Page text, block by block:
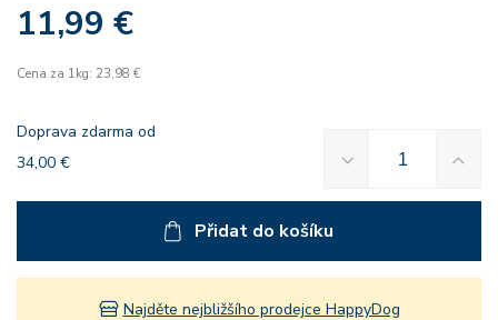
11,99 €
Cena za 1kg: 23,98 €
Doprava zdarma od
34,00 €
Přidat do košíku
Najděte nejbližšího prodejce HappyDog